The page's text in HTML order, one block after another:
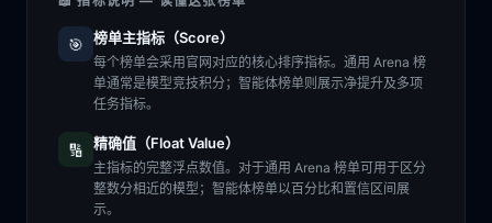
🎯 榜单主指标（Score）
每个榜单会采用官网对应的核心排序指标。通用 Arena 榜
单通常是模型竞技积分；智能体榜单则展示净提升及多项
任务指标。
🔢 精确值（Float Value）
主指标的完整浮点数值。对于通用 Arena 榜单可用于区分
整数分相近的模型；智能体榜单以百分比和置信区间展
示。